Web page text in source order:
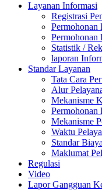
Layanan Informasi
Registrasi
Permohonan
Permohonan
Statistik /
laporan
Standar Layanan
Tata Cara
Alur
Mekanisme
Permohonan
Mekanisme
Waktu
Standar
Maklumat
Regulasi
Video
Lapor Gangguan